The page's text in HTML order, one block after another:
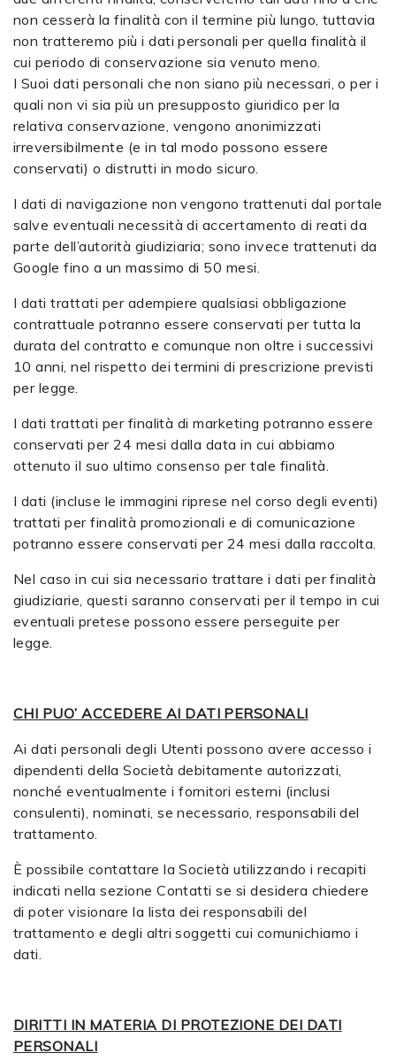
non cesserà la finalità con il termine più lungo, tuttavia
non tratteremo più i dati personali per quella finalità il
cui periodo di conservazione sia venuto meno.
I Suoi dati personali che non siano più necessari, o per i
quali non vi sia più un presupposto giuridico per la
relativa conservazione, vengono anonimizzati
irreversibilmente (e in tal modo possono essere
conservati) o distrutti in modo sicuro.
I dati di navigazione non vengono trattenuti dal portale
salve eventuali necessità di accertamento di reati da
parte dell’autorità giudiziaria; sono invece trattenuti da
Google fino a un massimo di 50 mesi.
I dati trattati per adempiere qualsiasi obbligazione
contrattuale potranno essere conservati per tutta la
durata del contratto e comunque non oltre i successivi
10 anni, nel rispetto dei termini di prescrizione previsti
per legge.
I dati trattati per finalità di marketing potranno essere
conservati per 24 mesi dalla data in cui abbiamo
ottenuto il suo ultimo consenso per tale finalità.
I dati (incluse le immagini riprese nel corso degli eventi)
trattati per finalità promozionali e di comunicazione
potranno essere conservati per 24 mesi dalla raccolta.
Nel caso in cui sia necessario trattare i dati per finalità
giudiziarie, questi saranno conservati per il tempo in cui
eventuali pretese possono essere perseguite per
legge.
CHI PUO’ ACCEDERE AI DATI PERSONALI
Ai dati personali degli Utenti possono avere accesso i
dipendenti della Società debitamente autorizzati,
nonché eventualmente i fornitori esterni (inclusi
consulenti), nominati, se necessario, responsabili del
trattamento.
È possibile contattare la Società utilizzando i recapiti
indicati nella sezione Contatti se si desidera chiedere
di poter visionare la lista dei responsabili del
trattamento e degli altri soggetti cui comunichiamo i
dati.
DIRITTI IN MATERIA DI PROTEZIONE DEI DATI
PERSONALI